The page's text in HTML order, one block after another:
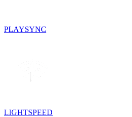
PLAYSYNC
LIGHTSPEED